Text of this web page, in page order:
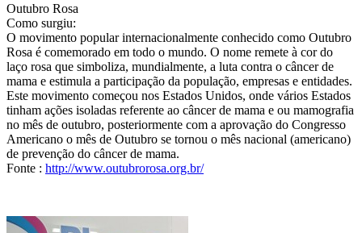
Outubro Rosa
Como surgiu:
O movimento popular internacionalmente conhecido como Outubro
Rosa é comemorado em todo o mundo. O nome remete à cor do
laço rosa que simboliza, mundialmente, a luta contra o câncer de
mama e estimula a participação da população, empresas e entidades.
Este movimento começou nos Estados Unidos, onde vários Estados
tinham ações isoladas referente ao câncer de mama e ou mamografia
no mês de outubro, posteriormente com a aprovação do Congresso
Americano o mês de Outubro se tornou o mês nacional (americano)
de prevenção do câncer de mama.
Fonte : http://www.outubrorosa.org.br/